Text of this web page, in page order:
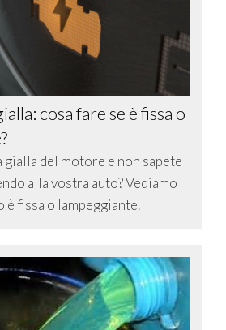
cosa fare se è fissa o
gialla del motore e non sapete
alla vostra auto? Vediamo
è fissa o lampeggiante.